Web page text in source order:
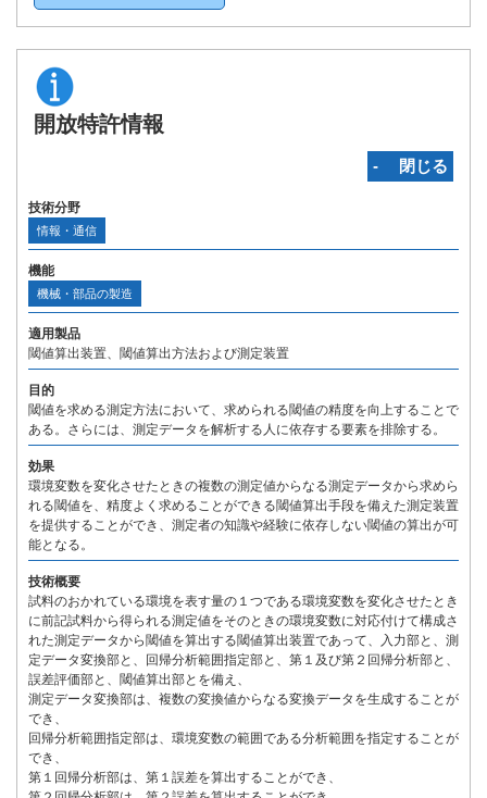
開放特許情報
‐ 閉じる
技術分野
情報・通信
機能
機械・部品の製造
適用製品
閾値算出装置、閾値算出方法および測定装置
目的
閾値を求める測定方法において、求められる閾値の精度を向上することで
ある。さらには、測定データを解析する人に依存する要素を排除する。
効果
環境変数を変化させたときの複数の測定値からなる測定データから求めら
れる閾値を、精度よく求めることができる閾値算出手段を備えた測定装置
を提供することができ、測定者の知識や経験に依存しない閾値の算出が可
能となる。
技術概要
試料のおかれている環境を表す量の１つである環境変数を変化させたとき
に前記試料から得られる測定値をそのときの環境変数に対応付けて構成さ
れた測定データから閾値を算出する閾値算出装置であって、入力部と、測
定データ変換部と、回帰分析範囲指定部と、第１及び第２回帰分析部と、
誤差評価部と、閾値算出部とを備え、
測定データ変換部は、複数の変換値からなる変換データを生成することが
でき、
回帰分析範囲指定部は、環境変数の範囲である分析範囲を指定することが
でき、
第１回帰分析部は、第１誤差を算出することができ、